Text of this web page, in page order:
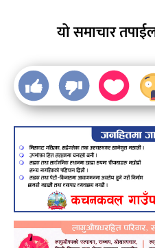
यो समाचार